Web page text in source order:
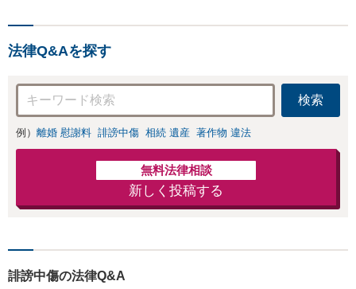
法律Q&Aを探す
検索
例） 離婚 慰謝料 誹謗中傷 相続 遺産 著作物 違法
無料法律相談
新しく投稿する
誹謗中傷の法律Q&A